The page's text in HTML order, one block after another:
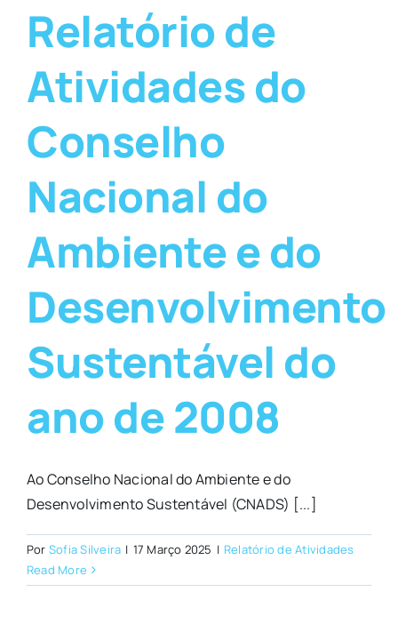
Relatório de
Atividades do
Conselho
Nacional do
Ambiente e do
Desenvolvimento
Sustentável do
ano de 2008
Ao Conselho Nacional do Ambiente e do
Desenvolvimento Sustentável (CNADS) [...]
Por Sofia Silveira | 17 Março 2025 | Relatório de Atividades
Read More